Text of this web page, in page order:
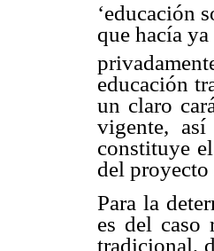
‘educación
que hacía
educación
un claro
vigente,
constituye
del proyecto
Para la
es del caso
tradicional,